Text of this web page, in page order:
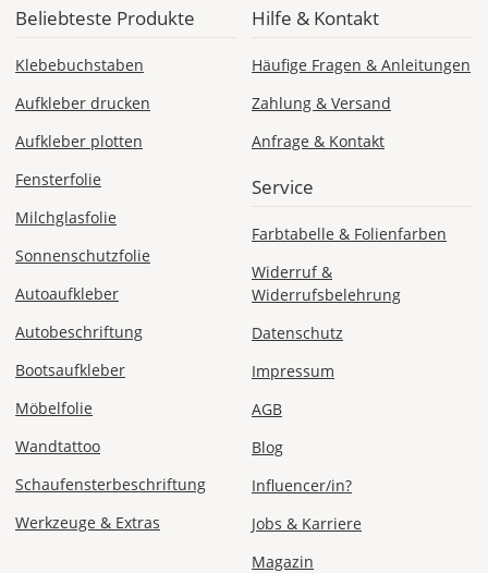
Beliebteste Produkte
Klebebuchstaben
Aufkleber drucken
Aufkleber plotten
Fensterfolie
Milchglasfolie
Sonnenschutzfolie
Autoaufkleber
Autobeschriftung
Bootsaufkleber
Möbelfolie
Wandtattoo
Schaufensterbeschriftung
Werkzeuge & Extras
Hilfe & Kontakt
Häufige Fragen & Anleitungen
Zahlung & Versand
Anfrage & Kontakt
Service
Farbtabelle & Folienfarben
Widerruf &
Widerrufsbelehrung
Datenschutz
Impressum
AGB
Blog
Influencer/in?
Jobs & Karriere
Magazin